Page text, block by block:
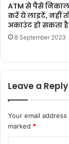
ATM से पैसे
करें ये लाइटें, नहीं
अकाउंट हो सकता
8 September 2023
Leave a Reply
Your email
marked *